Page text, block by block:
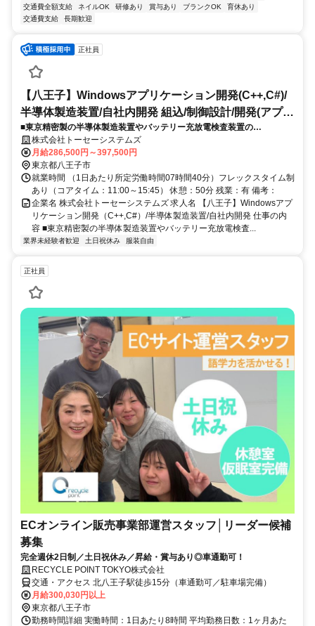
交通費全額支給
ネイルOK 研修あり 賞与あり ブランクOK
育休あり
交通費支給
長期歓迎
正社員
【八王子】Windowsアプリケーション開発(C++,C#)/
半導体製造装置/自社内開発 組込/制御設計/開発(アプリ
ケーション)
■東京精密製の半導体製造装置やバッテリー充放電検査装置の
WindowsOS側のシステム開発。具体的には、既存機種のモデルチェン
ジや刷新を中心に装置のGUI（画面系）やWindowsOS側のアプリケーシ
ョン開発をお任せ
株式会社トーセーシステムズ
月給286,500円～397,500円
東京都八王子市
就業時間 （1日あたり所定労働時間07時間40分）フレックスタイム制
あり（コアタイム：11:00～15:45） 休憩：50分 残業：有 備考：
企業名 株式会社トーセーシステムズ 求人名 【八王子】Windowsアプ
リケーション開発（C++,C#）/半導体製造装置/自社内開発 仕事の内
容 ■東京精密製の半導体製造装置やバッテリー充放電検査...
業界未経験者歓迎 土日祝休み 服装自由
正社員
ECオンライン販売事業部運営スタッフ│リーダー候補
募集
完全週休2日制／土日祝休み／昇給・賞与あり◎車通勤可！
RECYCLE POINT TOKYO株式会社
交通・アクセス 北八王子駅徒歩15分（車通勤可／駐車場完備）
月給300,030円以上
東京都八王子市
勤務時間詳細 実働時間：1日あたり8時間 平均勤務日数：1ヶ月あた